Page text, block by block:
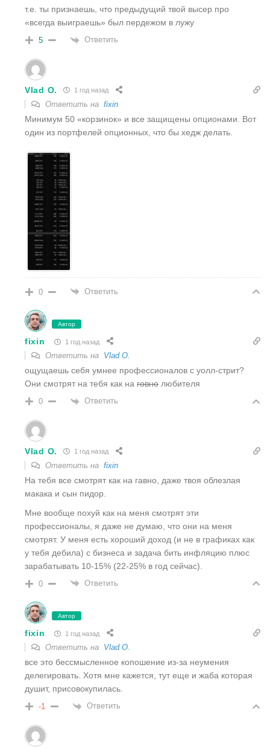
т.е. ты признаешь, что предыдущий твой высер про
«всегда выиграешь» был пердежом в лужу
5 Ответить
Vlad O. 1 год назад
Ответить на fixin
Минимум 50 «корзинок» и все защищены опционами. Вот
один из портфелей опционных, что бы хедж делать.
0 Ответить
Автор
fixin 1 год назад
Ответить на Vlad O.
ощущаешь себя умнее профессионалов с уолл-стрит?
Они смотрят на тебя как на говно любителя
0 Ответить
Vlad O. 1 год назад
Ответить на fixin
На тебя все смотрят как на гавно, даже твоя облезлая
макака и сын пидор.
Мне вообще похуй как на меня смотрят эти
профессионалы, я даже не думаю, что они на меня
смотрят. У меня есть хороший доход (и не в графиках как
у тебя дебила) с бизнеса и задача бить инфляцию плюс
зарабатывать 10-15% (22-25% в год сейчас).
0 Ответить
Автор
fixin 1 год назад
Ответить на Vlad O.
все это бессмысленное копошение из-за неумения
делегировать. Хотя мне кажется, тут еще и жаба которая
душит, присовокупилась.
-1 Ответить